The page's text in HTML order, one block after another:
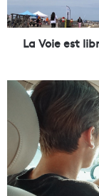
s
t
C
o
r
La Voie est
s
u
n
e